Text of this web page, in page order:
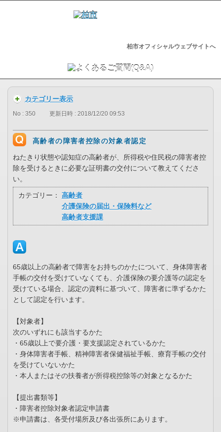
柏市オフィシャルウェブサイトへ
カテゴリー表示
No : 350 更新日時 : 2018/12/20 09:53
高齢者の障害者控除の対象者認定
ねたきり状態や認知症の高齢者が、所得税や住民税の障害者控
除を受けるときに必要な証明書の交付について教えてくださ
い。
カテゴリー：
高齢者
介護保険の届出・保険料など
高齢者支援課
65歳以上の高齢者で障害をお持ちのかたについて、身体障害者
手帳の交付を受けていなくても、介護保険の要介護等の認定を
受けている場合、認定の資料に基づいて、障害者に準ずるかた
として認定を行います。
【対象者】
次のいずれにも該当するかた
・65歳以上で要介護・要支援認定されているかた
・身体障害者手帳、精神障害者保健福祉手帳、療育手帳の交付
を受けていないかた
・本人またはその扶養者が所得税控除等の対象となるかた
【提出書類等】
・障害者控除対象者認定申請書
※申請書は、各受付場所及び各出張所にあります。